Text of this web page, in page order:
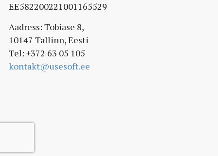
EE582200221001165529
Aadress: Tobiase 8,
10147 Tallinn, Eesti
Tel: +372 63 05 105
kontakt@usesoft.ee